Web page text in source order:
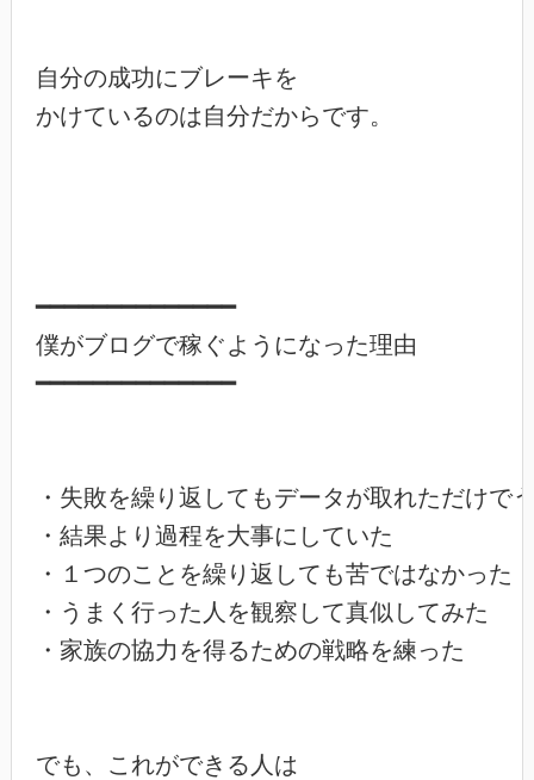
自分の成功にブレーキを
かけているのは自分だからです。
━━━━━━━━━━━━━━
僕がブログで稼ぐようになった理由
━━━━━━━━━━━━━━
・失敗を繰り返してもデータが取れただけで
・結果より過程を大事にしていた
・１つのことを繰り返しても苦ではなかった
・うまく行った人を観察して真似してみた
・家族の協力を得るための戦略を練った
でも、これができる人は